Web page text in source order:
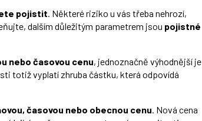
pojistit. Některé riziko u vás třeba nehrozí,
dalším důležitým parametrem jsou pojistné
nebo časovou cenu, jednoznačně výhodnější je
totiž vyplatí zhruba částku, která odpovídá
časovou nebo obecnou cenu. Nová cena